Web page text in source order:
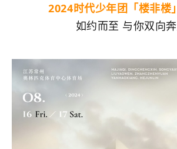
2024时代少年团「楼非楼
如约而至 与你双向